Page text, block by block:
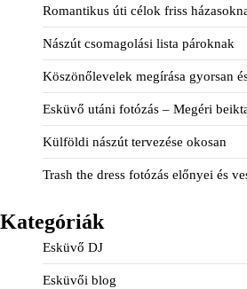
Romantikus úti célok friss
Nászút csomagolási lista pároknak
Köszönőlevelek megírása gyorsan
Esküvő utáni fotózás – Megéri
Külföldi nászút tervezése okosan
Trash the dress fotózás előnyei és
Kategóriák
Esküvő DJ
Esküvői blog